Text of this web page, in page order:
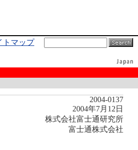
トマップ
2004-0137
2004年7月12日
株式会社富士通研究所
富士通株式会社